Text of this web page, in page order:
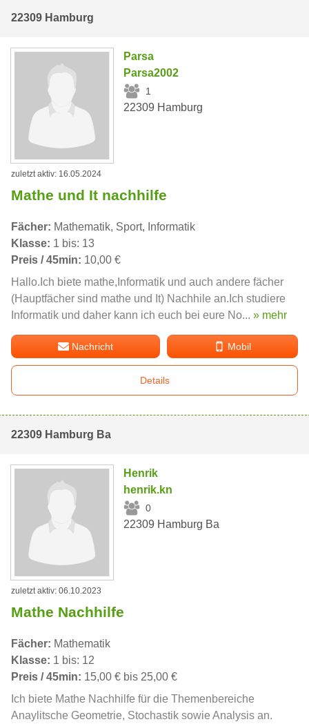
22309 Hamburg
Parsa
Parsa2002
1
22309 Hamburg
zuletzt aktiv: 16.05.2024
Mathe und It nachhilfe
Fächer: Mathematik, Sport, Informatik
Klasse: 1 bis: 13
Preis / 45min: 10,00 €
Hallo.Ich biete mathe,Informatik und auch andere fächer
(Hauptfächer sind mathe und It) Nachhile an.Ich studiere
Informatik und daher kann ich euch bei eure No... » mehr
Nachricht Mobil
Details
22309 Hamburg Ba
Henrik
henrik.kn
0
22309 Hamburg Ba
zuletzt aktiv: 06.10.2023
Mathe Nachhilfe
Fächer: Mathematik
Klasse: 1 bis: 12
Preis / 45min: 15,00 € bis 25,00 €
Ich biete Mathe Nachhilfe für die Themenbereiche
Anaylitsche Geometrie, Stochastik sowie Analysis an.